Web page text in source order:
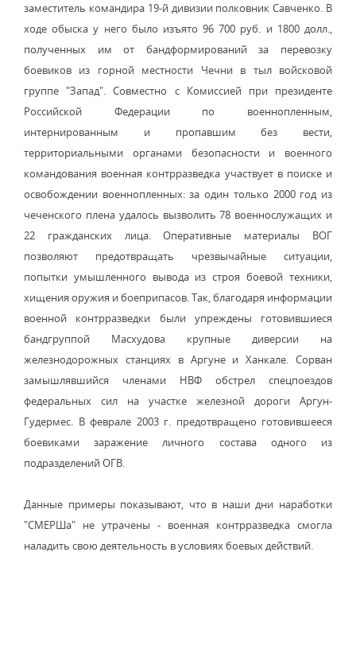
заместитель командира 19-й дивизии полковник Савченко. В
ходе обыска у него было изъято 96 700 руб. и 1800 долл.,
полученных им от бандформирований за перевозку
боевиков из горной местности Чечни в тыл войсковой
группе "Запад". Совместно с Комиссией при президенте
Российской Федерации по военнопленным,
интернированным и пропавшим без вести,
территориальными органами безопасности и военного
командования военная контрразведка участвует в поиске и
освобождении военнопленных: за один только 2000 год из
чеченского плена удалось вызволить 78 военнослужащих и
22 гражданских лица. Оперативные материалы ВОГ
позволяют предотвращать чрезвычайные ситуации,
попытки умышленного вывода из строя боевой техники,
хищения оружия и боеприпасов. Так, благодаря информации
военной контрразведки были упреждены готовившиеся
бандгруппой Масхудова крупные диверсии на
железнодорожных станциях в Аргуне и Ханкале. Сорван
замышлявшийся членами НВФ обстрел спецпоездов
федеральных сил на участке железной дороги Аргун-
Гудермес. В феврале 2003 г. предотвращено готовившееся
боевиками заражение личного состава одного из
подразделений ОГВ.
Данные примеры показывают, что в наши дни наработки
"СМЕРШа" не утрачены - военная контрразведка смогла
наладить свою деятельность в условиях боевых действий.